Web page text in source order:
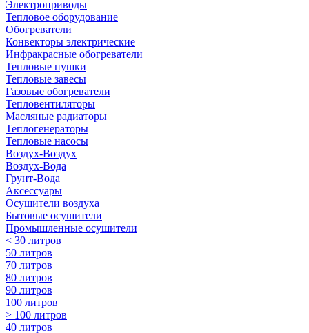
Электроприводы
Тепловое оборудование
Обогреватели
Конвекторы электрические
Инфракрасные обогреватели
Тепловые пушки
Тепловые завесы
Газовые обогреватели
Тепловентиляторы
Масляные радиаторы
Теплогенераторы
Тепловые насосы
Воздух-Воздух
Воздух-Вода
Грунт-Вода
Аксессуары
Осушители воздуха
Бытовые осушители
Промышленные осушители
< 30 литров
50 литров
70 литров
80 литров
90 литров
100 литров
> 100 литров
40 литров